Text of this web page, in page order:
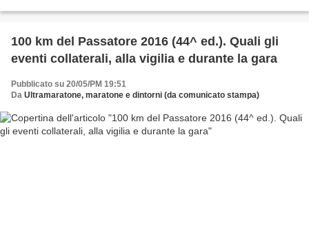
100 km del Passatore 2016 (44^ ed.). Quali gli
eventi collaterali, alla vigilia e durante la gara
Pubblicato su 20/05/PM 19:51
Da Ultramaratone, maratone e dintorni (da comunicato stampa)